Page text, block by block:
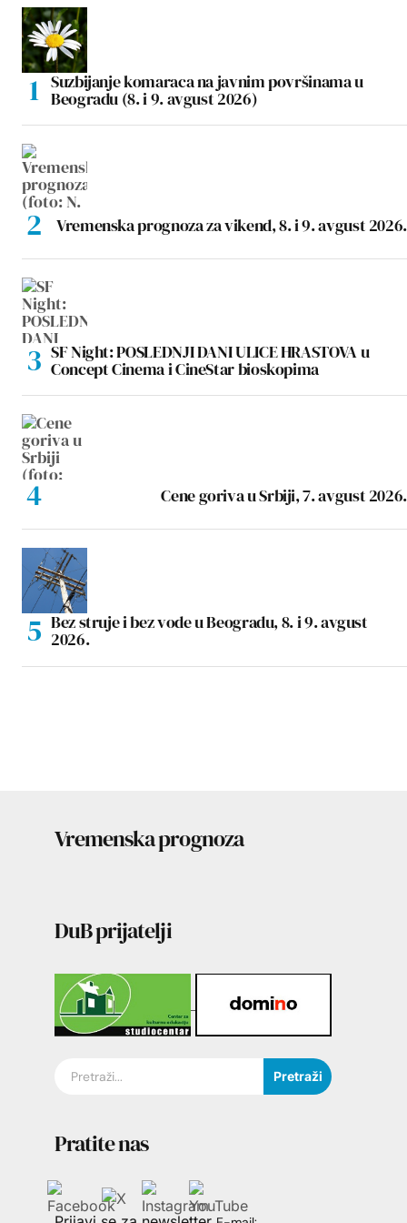
Suzbijanje komaraca na javnim površinama u
Beogradu (8. i 9. avgust 2026)
Vremenska prognoza za vikend, 8. i 9. avgust 2026.
SF Night: POSLEDNJI DANI ULICE HRASTOVA u
Concept Cinema i CineStar bioskopima
Cene goriva u Srbiji, 7. avgust 2026.
Bez struje i bez vode u Beogradu, 8. i 9. avgust
2026.
Vremenska prognoza
DuB prijatelji
Pretraži
Pratite nas